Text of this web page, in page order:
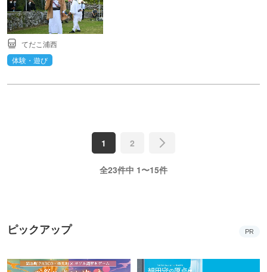
てだこ浦西
体験・遊び
1 2
全23件中 1〜15件
ピックアップ PR